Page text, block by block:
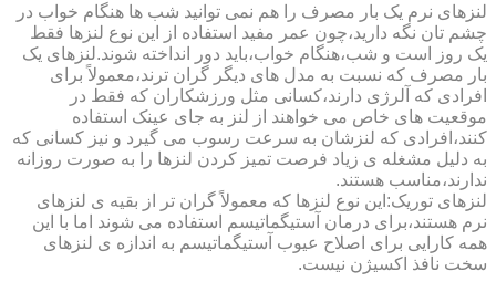
لنزهای نرم یک بار مصرف را هم نمی توانید شب ها هنگام خواب در
چشم تان نگه دارید،چون عمر مفید استفاده از این نوع لنزها فقط
یک روز است و شب،هنگام خواب،باید دور انداخته شوند.لنزهای یک
بار مصرف که نسبت به مدل های دیگر گران ترند،معمولاً برای
افرادی که آلرژی دارند،کسانی مثل ورزشکاران که فقط در
موقعیت های خاص می خواهند از لنز به جای عینک استفاده
کنند،افرادی که لنزشان به سرعت رسوب می گیرد و نیز کسانی که
به دلیل مشغله ی زیاد فرصت تمیز کردن لنزها را به صورت روزانه
ندارند،مناسب هستند.
لنزهای توریک:این نوع لنزها که معمولاً گران تر از بقیه ی لنزهای
نرم هستند،برای درمان آستیگماتیسم استفاده می شوند اما با این
همه کارایی برای اصلاح عیوب آستیگماتیسم به اندازه ی لنزهای
سخت نافذ اکسیژن نیست.